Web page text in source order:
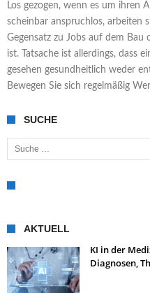
Los gezogen, wenn es um ihren
scheinbar anspruchlos, arbeiten
Gegensatz zu Jobs auf dem Bau
ist. Tatsache ist allerdings, dass
gesehen gesund­heitlich weder
Bewegen Sie sich regelmäßig
SUCHE
Suche nach:
AKTUELL
KI in der
Diagnosen,